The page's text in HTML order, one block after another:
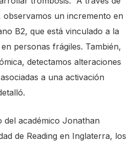
observamos un incremento en
B2, que está vinculado a la
personas frágiles. También,
detectamos alteraciones
a una activación
del académico Jonathan
de Reading en Inglaterra, los